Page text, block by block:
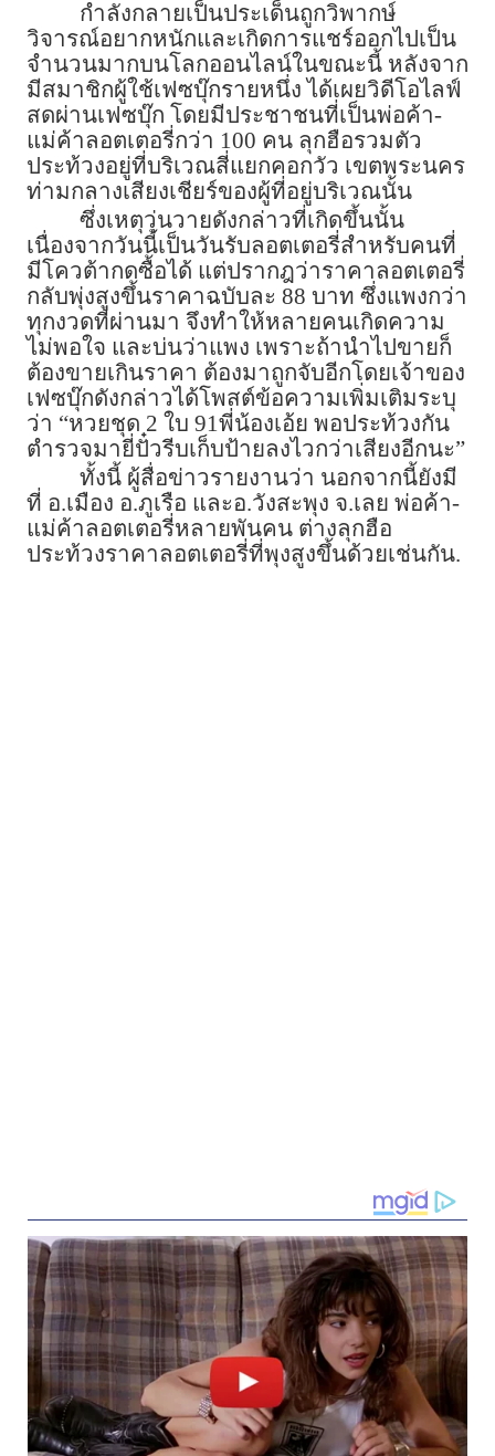
กำลังกลายเป็นประเด็นถูกวิพากษ์
วิจารณ์อยากหนักและเกิดการแชร์ออกไปเป็น
จำนวนมากบนโลกออนไลน์ในขณะนี้ หลังจาก
มีสมาชิกผู้ใช้เฟซบุ๊กรายหนึ่ง ได้เผยวิดีโอไลฟ์
สดผ่านเฟซบุ๊ก โดยมีประชาชนที่เป็นพ่อค้า-
แม่ค้าลอตเตอรี่กว่า 100 คน ลุกฮือรวมตัว
ประท้วงอยู่ที่บริเวณสี่แยกคอกวัว เขตพระนคร
ท่ามกลางเสียงเชียร์ของผู้ที่อยู่บริเวณนั้น
ซึ่งเหตุวุ่นวายดังกล่าวที่เกิดขึ้นนั้น
เนื่องจากวันนี้เป็นวันรับลอตเตอรี่สำหรับคนที่
มีโควต้ากดซื้อได้ แต่ปรากฎว่าราคาลอตเตอรี่
กลับพุ่งสูงขึ้นราคาฉบับละ 88 บาท ซึ่งแพงกว่า
ทุกงวดที่ผ่านมา จึงทำให้หลายคนเกิดความ
ไม่พอใจ และบ่นว่าแพง เพราะถ้านำไปขายก็
ต้องขายเกินราคา ต้องมาถูกจับอีกโดยเจ้าของ
เฟซบุ๊กดังกล่าวได้โพสต์ข้อความเพิ่มเติมระบุ
ว่า “หวยชุด 2 ใบ 91พี่น้องเอ้ย พอประท้วงกัน
ตำรวจมายี่ปั๋วรีบเก็บป้ายลงไวกว่าเสียงอีกนะ”
ทั้งนี้ ผู้สื่อข่าวรายงานว่า นอกจากนี้ยังมี
ที่ อ.เมือง อ.ภูเรือ และอ.วังสะพุง จ.เลย พ่อค้า-
แม่ค้าลอตเตอรี่หลายพันคน ต่างลุกฮือ
ประท้วงราคาลอตเตอรี่ที่พุงสูงขึ้นด้วยเช่นกัน.